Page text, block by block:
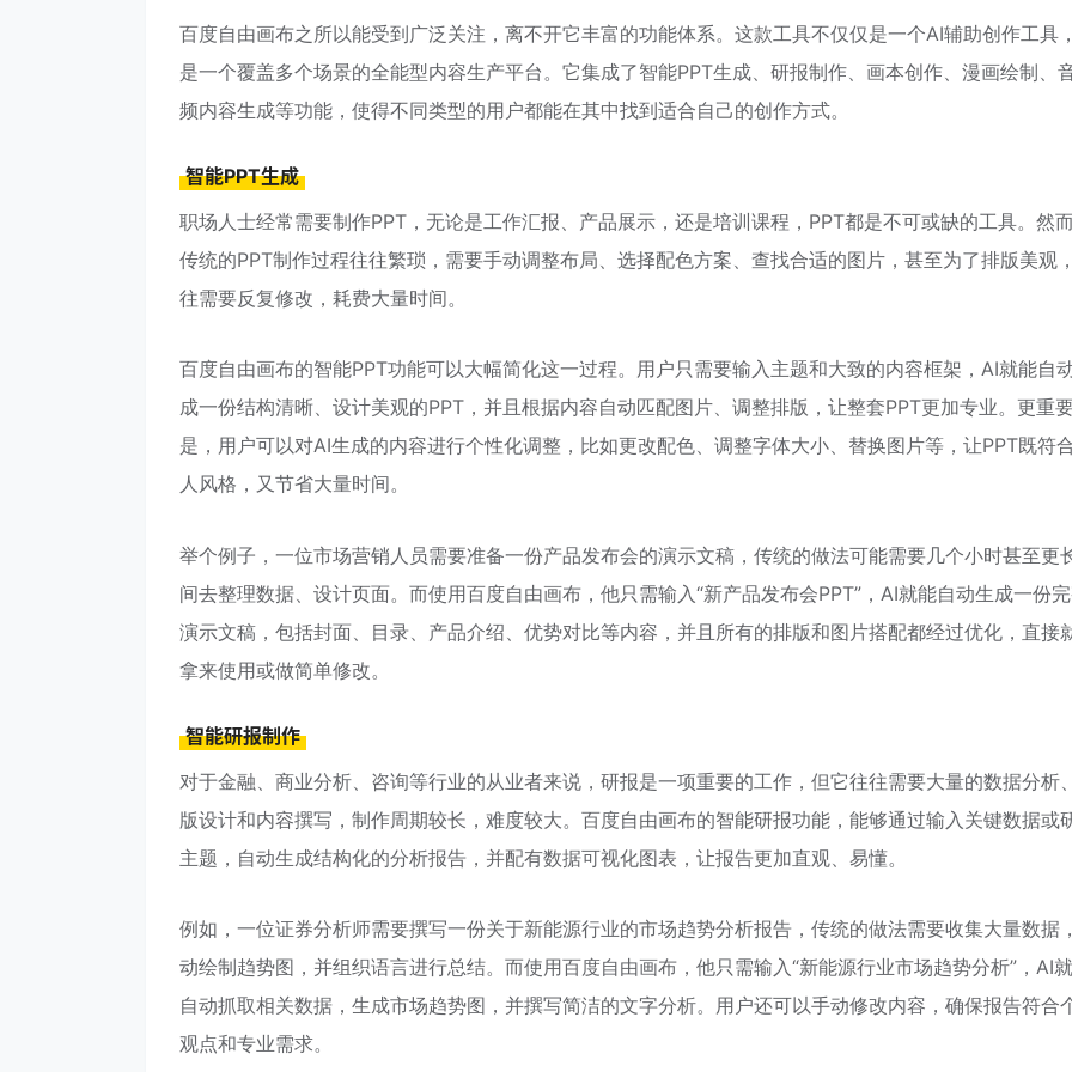
百度自由画布之所以能受到广泛关注，离不开它丰富的功能体系。这款工具不仅仅是一个AI辅助创作工具
是一个覆盖多个场景的全能型内容生产平台。它集成了智能PPT生成、研报制作、画本创作、漫画绘制、
频内容生成等功能，使得不同类型的用户都能在其中找到适合自己的创作方式。
智能PPT生成
职场人士经常需要制作PPT，无论是工作汇报、产品展示，还是培训课程，PPT都是不可或缺的工具。然而
传统的PPT制作过程往往繁琐，需要手动调整布局、选择配色方案、查找合适的图片，甚至为了排版美观
往需要反复修改，耗费大量时间。
百度自由画布的智能PPT功能可以大幅简化这一过程。用户只需要输入主题和大致的内容框架，AI就能自
成一份结构清晰、设计美观的PPT，并且根据内容自动匹配图片、调整排版，让整套PPT更加专业。更重
是，用户可以对AI生成的内容进行个性化调整，比如更改配色、调整字体大小、替换图片等，让PPT既符
人风格，又节省大量时间。
举个例子，一位市场营销人员需要准备一份产品发布会的演示文稿，传统的做法可能需要几个小时甚至更
间去整理数据、设计页面。而使用百度自由画布，他只需输入“新产品发布会PPT”，AI就能自动生成一份
演示文稿，包括封面、目录、产品介绍、优势对比等内容，并且所有的排版和图片搭配都经过优化，直接
拿来使用或做简单修改。
智能研报制作
对于金融、商业分析、咨询等行业的从业者来说，研报是一项重要的工作，但它往往需要大量的数据分析
版设计和内容撰写，制作周期较长，难度较大。百度自由画布的智能研报功能，能够通过输入关键数据或
主题，自动生成结构化的分析报告，并配有数据可视化图表，让报告更加直观、易懂。
例如，一位证券分析师需要撰写一份关于新能源行业的市场趋势分析报告，传统的做法需要收集大量数据
动绘制趋势图，并组织语言进行总结。而使用百度自由画布，他只需输入“新能源行业市场趋势分析”，AI
自动抓取相关数据，生成市场趋势图，并撰写简洁的文字分析。用户还可以手动修改内容，确保报告符合
观点和专业需求。